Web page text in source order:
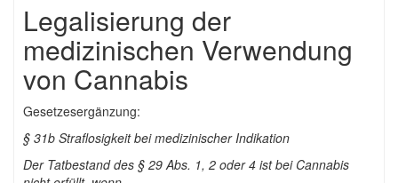
Legalisierung der
medizinischen Verwendung
von Cannabis
Gesetzesergänzung:
§ 31b Straflosigkeit bei medizinischer Indikation
Der Tatbestand des § 29 Abs. 1, 2 oder 4 ist bei Cannabis